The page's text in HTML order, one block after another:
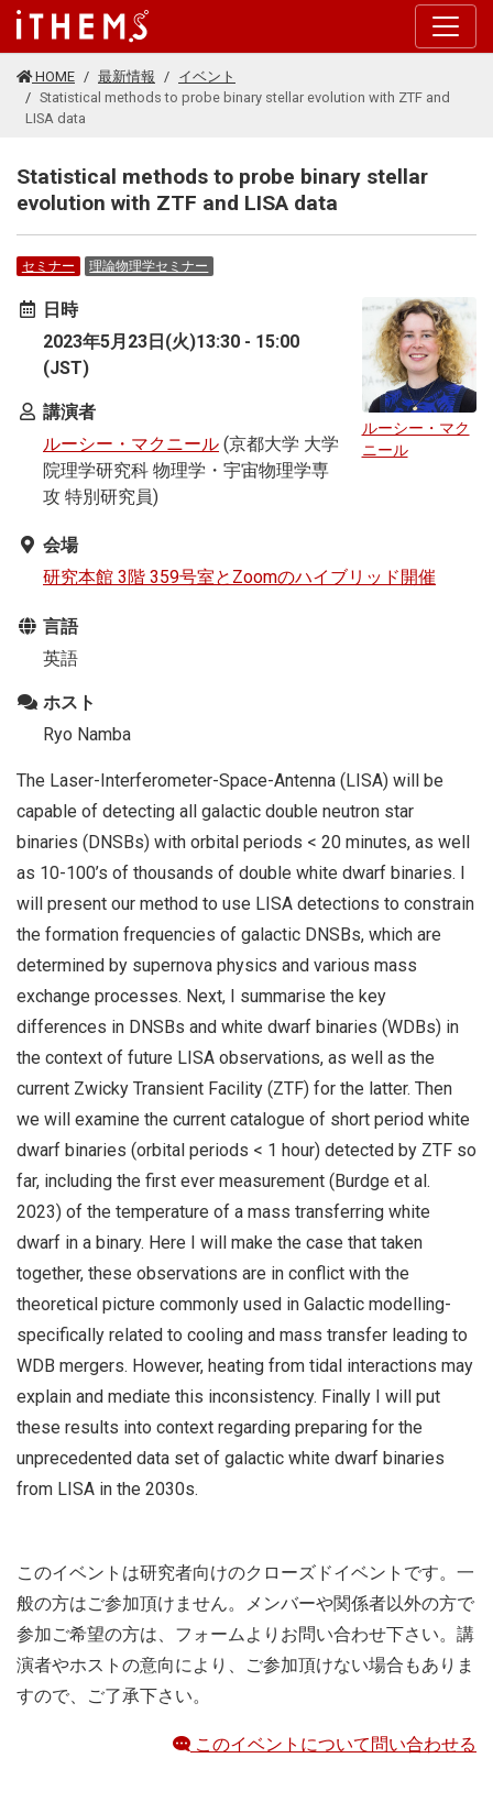
このページの本文に移動する
HOME 最新情報
イベント
Statistical methods to probe binary stellar evolution with ZTF and
LISA data
Statistical methods to probe binary stellar
evolution with ZTF and LISA data
セミナー 理論物理学セミナー
ルーシー・マク
ニール
日時
2023年5月23日(火)13:30 - 15:00
(JST)
講演者
ルーシー・マクニール (京都大学 大学
院理学研究科 物理学・宇宙物理学専
攻 特別研究員)
会場
研究本館 3階 359号室とZoomのハイブリッド開催
言語
英語
ホスト
Ryo Namba
The Laser-Interferometer-Space-Antenna (LISA) will be
capable of detecting all galactic double neutron star
binaries (DNSBs) with orbital periods < 20 minutes, as well
as 10-100’s of thousands of double white dwarf binaries. I
will present our method to use LISA detections to constrain
the formation frequencies of galactic DNSBs, which are
determined by supernova physics and various mass
exchange processes. Next, I summarise the key
differences in DNSBs and white dwarf binaries (WDBs) in
the context of future LISA observations, as well as the
current Zwicky Transient Facility (ZTF) for the latter. Then
we will examine the current catalogue of short period white
dwarf binaries (orbital periods < 1 hour) detected by ZTF so
far, including the first ever measurement (Burdge et al.
2023) of the temperature of a mass transferring white
dwarf in a binary. Here I will make the case that taken
together, these observations are in conflict with the
theoretical picture commonly used in Galactic modelling-
specifically related to cooling and mass transfer leading to
WDB mergers. However, heating from tidal interactions may
explain and mediate this inconsistency. Finally I will put
these results into context regarding preparing for the
unprecedented data set of galactic white dwarf binaries
from LISA in the 2030s.
このイベントは研究者向けのクローズドイベントです。一
般の方はご参加頂けません。メンバーや関係者以外の方で
参加ご希望の方は、フォームよりお問い合わせ下さい。講
演者やホストの意向により、ご参加頂けない場合もありま
すので、ご了承下さい。
このイベントについて問い合わせる